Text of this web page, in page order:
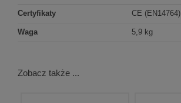
Certyfikaty CE (EN14764)
Waga 5,9 kg
Zobacz także ...